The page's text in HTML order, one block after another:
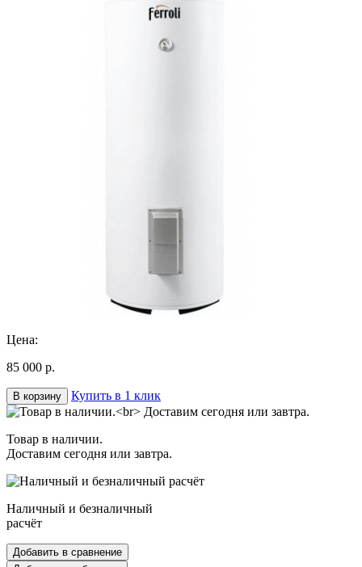
Цена:
85 000 р.
В корзину Купить в 1 клик
Товар в наличии.
Доставим сегодня или завтра.
Наличный и безналичный
расчёт
Добавить в сравнение